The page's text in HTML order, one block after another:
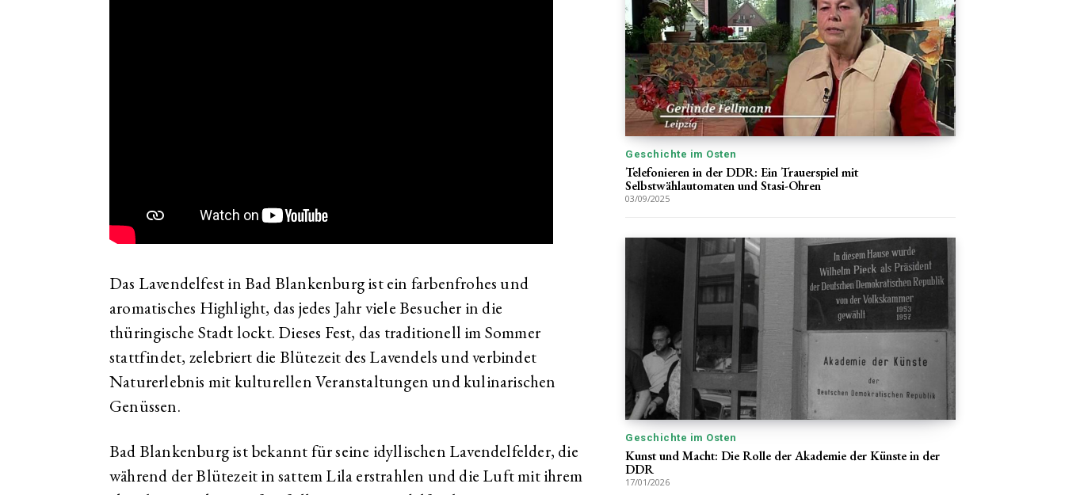
Das Lavendelfest in Bad Blankenburg ist ein farbenfrohes und
aromatisches Highlight, das jedes Jahr viele Besucher in die
thüringische Stadt lockt. Dieses Fest, das traditionell im Sommer
stattfindet, zelebriert die Blütezeit des Lavendels und verbindet
Naturerlebnis mit kulturellen Veranstaltungen und kulinarischen
Genüssen.
Bad Blankenburg ist bekannt für seine idyllischen Lavendelfelder, die
während der Blütezeit in sattem Lila erstrahlen und die Luft mit ihrem
Geschichte im Osten
Telefonieren in der DDR: Ein Trauerspiel mit
Selbstwählautomaten und Stasi-Ohren
03/09/2025
Geschichte im Osten
Kunst und Macht: Die Rolle der Akademie der Künste in der
DDR
17/01/2026